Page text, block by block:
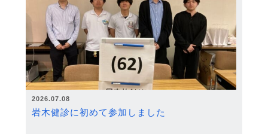
2026.07.08
岩木健診に初めて参加しました